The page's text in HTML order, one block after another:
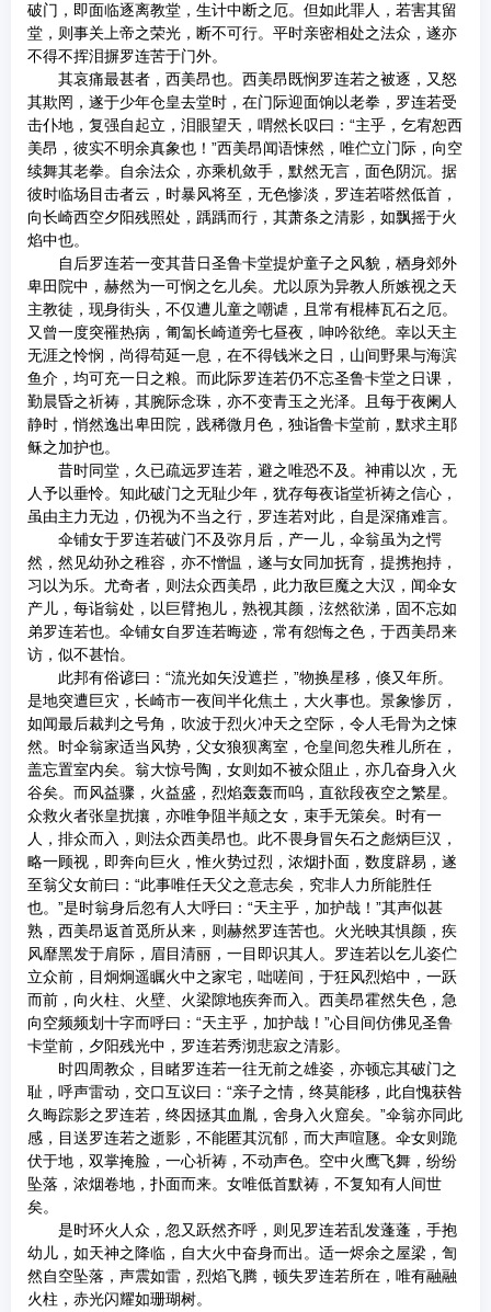
破门，即面临逐离教堂，生计中断之厄。但如此罪人，若害其留
堂，则事关上帝之荣光，断不可行。平时亲密相处之法众，遂亦
不得不挥泪摒罗连苦于门外。
其哀痛最甚者，西美昂也。西美昂既悯罗连若之被逐，又怒
其欺罔，遂于少年仓皇去堂时，在门际迎面饷以老拳，罗连若受
击仆地，复强自起立，泪眼望天，喟然长叹曰：“主乎，乞宥恕西
美昂，彼实不明余真象也！”西美昂闻语悚然，唯伫立门际，向空
续舞其老拳。自余法众，亦乘机敛手，默然无言，面色阴沉。据
彼时临场目击者云，时暴风将至，无色惨淡，罗连若嗒然低首，
向长崎西空夕阳残照处，踽踽而行，其萧条之清影，如飘摇于火
焰中也。
自后罗连若一变其昔日圣鲁卡堂提炉童子之风貌，栖身郊外
卑田院中，赫然为一可悯之乞儿矣。尤以原为异教人所嫉视之天
主教徒，现身街头，不仅遭儿童之嘲谑，且常有棍棒瓦石之厄。
又曾一度突罹热病，匍匐长崎道旁七昼夜，呻吟欲绝。幸以天主
无涯之怜悯，尚得苟延一息，在不得钱米之日，山间野果与海滨
鱼介，均可充一日之粮。而此际罗连若仍不忘圣鲁卡堂之日课，
勤晨昏之祈祷，其腕际念珠，亦不变青玉之光泽。且每于夜阑人
静时，悄然逸出卑田院，践稀微月色，独诣鲁卡堂前，默求主耶
稣之加护也。
昔时同堂，久已疏远罗连若，避之唯恐不及。神甫以次，无
人予以垂怜。知此破门之无耻少年，犹存每夜诣堂祈祷之信心，
虽由主力无边，仍视为不当之行，罗连若对此，自是深痛难言。
伞铺女于罗连若破门不及弥月后，产一儿，伞翁虽为之愕
然，然见幼孙之稚容，亦不憎愠，遂与女同加抚育，提携抱持，
习以为乐。尤奇者，则法众西美昂，此力敌巨魔之大汉，闻伞女
产儿，每诣翁处，以巨臂抱儿，熟视其颜，泫然欲涕，固不忘如
弟罗连若也。伞铺女自罗连若晦迹，常有怨悔之色，于西美昂来
访，似不甚怡。
此邦有俗谚曰：“流光如矢没遮拦，”物换星移，倏又年所。
是地突遭巨灾，长崎市一夜间半化焦土，大火事也。景象惨厉，
如闻最后裁判之号角，吹波于烈火冲天之空际，令人毛骨为之悚
然。时伞翁家适当风势，父女狼狈离室，仓皇间忽失稚儿所在，
盖忘置室内矣。翁大惊号陶，女则如不被众阻止，亦几奋身入火
谷矣。而风益骤，火益盛，烈焰轰轰而呜，直欲段夜空之繁星。
众救火者张皇扰攘，亦唯争阻半颠之女，束手无策矣。时有一
人，排众而入，则法众西美昂也。此不畏身冒矢石之彪炳巨汉，
略一顾视，即奔向巨火，惟火势过烈，浓烟扑面，数度辟易，遂
至翁父女前曰：“此事唯任天父之意志矣，究非人力所能胜任
也。”是时翁身后忽有人大呼曰：“天主乎，加护哉！”其声似甚
熟，西美昂返首觅所从来，则赫然罗连苦也。火光映其惧颜，疾
风靡黑发于肩际，眉目清丽，一目即识其人。罗连若以乞儿姿伫
立众前，目炯炯遥瞩火中之家宅，咄嗟间，于狂风烈焰中，一跃
而前，向火柱、火壁、火梁隙地疾奔而入。西美昂霍然失色，急
向空频频划十字而呼曰：“天主乎，加护哉！”心目间仿佛见圣鲁
卡堂前，夕阳残光中，罗连若秀沏悲寂之清影。
时四周教众，目睹罗连若一往无前之雄姿，亦顿忘其破门之
耻，呼声雷动，交口互议曰：“亲子之情，终莫能移，此自愧获咎
久晦踪影之罗连若，终因拯其血胤，舍身入火窟矣。”伞翁亦同此
感，目送罗连若之逝影，不能匿其沉郁，而大声喧豗。伞女则跪
伏于地，双掌掩脸，一心祈祷，不动声色。空中火鹰飞舞，纷纷
坠落，浓烟卷地，扑面而来。女唯低首默祷，不复知有人间世
矣。
是时环火人众，忽又跃然齐呼，则见罗连若乱发蓬蓬，手抱
幼儿，如天神之降临，自大火中奋身而出。适一烬余之屋梁，訇
然自空坠落，声震如雷，烈焰飞腾，顿失罗连若所在，唯有融融
火柱，赤光闪耀如珊瑚树。